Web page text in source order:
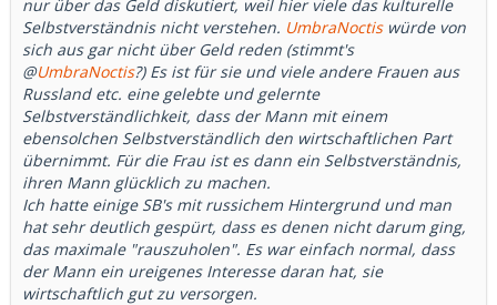
nur über das Geld diskutiert, weil hier viele das kulturelle
Selbstverständnis nicht verstehen. UmbraNoctiswürde von
sich aus gar nicht über Geld reden (stimmt's
@UmbraNoctis?) Es ist für sie und viele andere Frauen aus
Russland etc. eine gelebte und gelernte
Selbstverständlichkeit, dass der Mann mit einem
ebensolchen Selbstverständlich den wirtschaftlichen Part
übernimmt. Für die Frau ist es dann ein Selbstverständnis,
ihren Mann glücklich zu machen.
Ich hatte einige SB's mit russichem Hintergrund und man
hat sehr deutlich gespürt, dass es denen nicht darum ging,
das maximale "rauszuholen". Es war einfach normal, dass
der Mann ein ureigenes Interesse daran hat, sie
wirtschaftlich gut zu versorgen.